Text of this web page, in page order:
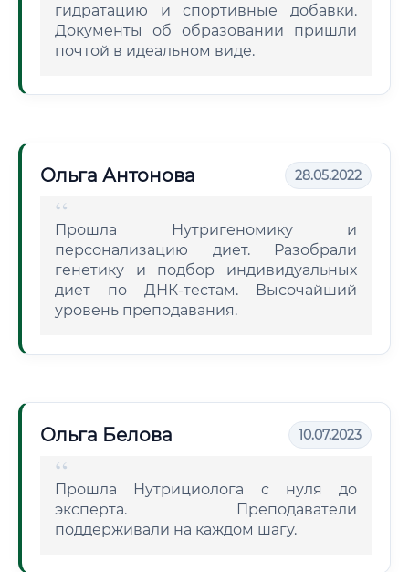
гидратацию и спортивные добавки.
Документы об образовании пришли
почтой в идеальном виде.
Ольга Антонова 28.05.2022
Прошла Нутригеномику и
персонализацию диет. Разобрали
генетику и подбор индивидуальных
диет по ДНК-тестам. Высочайший
уровень преподавания.
Ольга Белова 10.07.2023
Прошла Нутрициолога с нуля до
эксперта. Преподаватели
поддерживали на каждом шагу.